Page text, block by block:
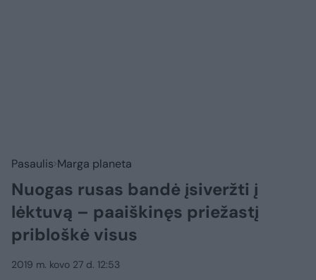
Pasaulis Marga planeta
Nuogas rusas bandė įsiveržti į
lėktuvą – paaiškinęs priežastį
pribloškė visus
2019 m. kovo 27 d. 12:53